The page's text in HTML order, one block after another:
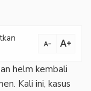
text_decrease text_increase
helm kembali
Kali ini, kasus